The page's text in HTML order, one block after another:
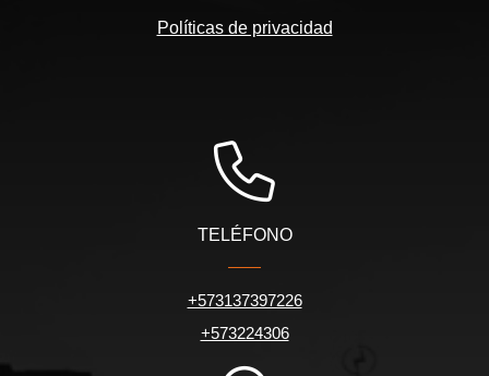
Políticas de privacidad
TELÉFONO
+573137397226
+573224306